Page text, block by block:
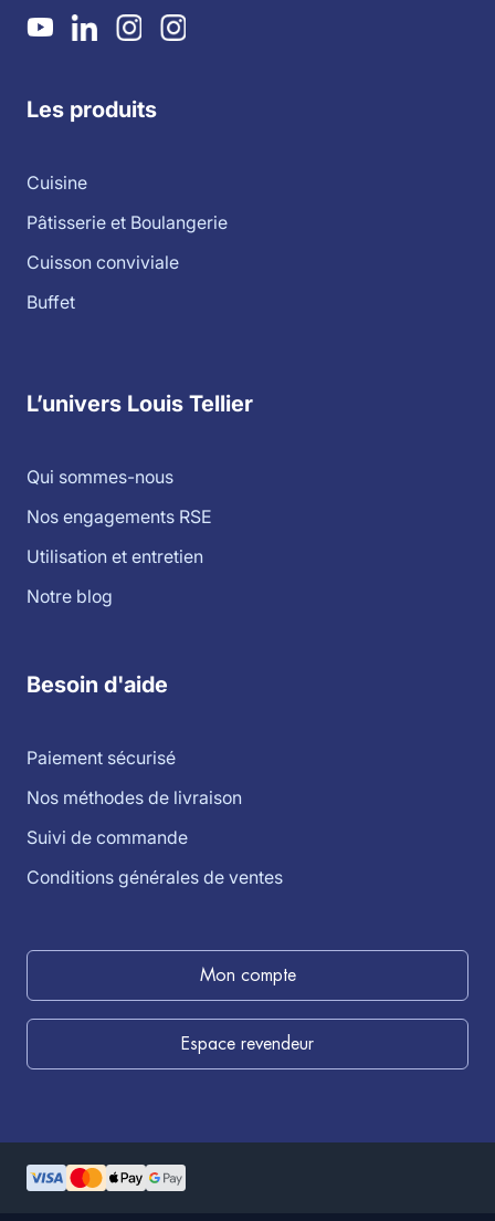
Les produits
Cuisine
Pâtisserie et Boulangerie
Cuisson conviviale
Buffet
L’univers Louis Tellier
Qui sommes-nous
Nos engagements RSE
Utilisation et entretien
Notre blog
Besoin d'aide
Paiement sécurisé
Nos méthodes de livraison
Suivi de commande
Conditions générales de ventes
Mon compte
Espace revendeur